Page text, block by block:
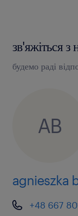
зв'яжіться з
будемо раді
AB
agnieszka
+48 667